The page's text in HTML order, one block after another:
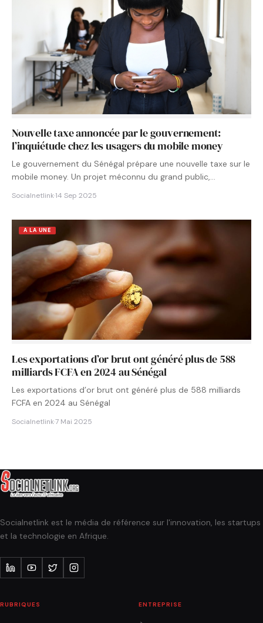
Nouvelle taxe annoncée par le gouvernement:
l’inquiétude chez les usagers du mobile money
Le gouvernement du Sénégal prépare une nouvelle taxe sur le
mobile money. Un projet méconnu du grand public,…
Socialnetlink·14 Sep 2025
A LA UNE
Les exportations d’or brut ont généré plus de 588
milliards FCFA en 2024 au Sénégal
Les exportations d’or brut ont généré plus de 588 milliards
FCFA en 2024 au Sénégal
Socialnetlink·7 Mai 2025
Socialnetlink est le média de référence sur l'innovation, les startups
et la technologie en Afrique.
RUBRIQUES ENTREPRISE